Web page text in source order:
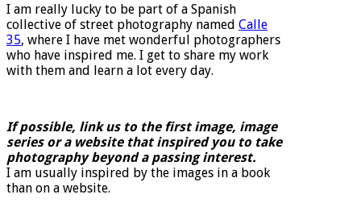
I am really lucky to be part of a Spanish
collective of street photography named Calle
35, where I have met wonderful photographers
who have inspired me. I get to share my work
with them and learn a lot every day.
If possible, link us to the first image, image
series or a website that inspired you to take
photography beyond a passing interest.
I am usually inspired by the images in a book
than on a website.